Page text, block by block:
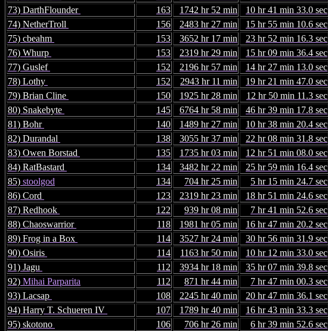
73) DarthFlounder
163 1742 hr 52 min
10 hr 41 min 33.0 sec
74) NetherTroll
156 2483 hr 27 min
15 hr 55 min 10.6 sec
75) cbeahm
153 3652 hr 17 min
23 hr 52 min 16.3 sec
76) Whurp
153 2319 hr 29 min
15 hr 09 min 36.4 sec
77) Guslef
152 2196 hr 57 min
14 hr 27 min 13.0 sec
78) Lothy
152 2943 hr 11 min
19 hr 21 min 47.0 sec
79) Brian Cline
150 1925 hr 28 min
12 hr 50 min 11.3 sec
80) Snakebyte
145 6764 hr 58 min
46 hr 39 min 17.8 sec
81) Bohr
140 1489 hr 27 min
10 hr 38 min 20.4 sec
82) Durandal
138 3055 hr 37 min
22 hr 08 min 31.8 sec
83) Owen Borstad
135 1735 hr 03 min
12 hr 51 min 08.0 sec
84) RatBastard
134 3482 hr 22 min
25 hr 59 min 16.4 sec
85) stoolgod 134 704 hr 25 min
5 hr 15 min 24.7 sec
86) Cord
123 2319 hr 23 min
18 hr 51 min 24.6 sec
87) Redhook
122 939 hr 08 min
7 hr 41 min 52.6 sec
88) Chaoswarrior
118 1981 hr 05 min
16 hr 47 min 20.2 sec
89) Frog in a Box
114 3527 hr 24 min
30 hr 56 min 31.9 sec
90) Osiris
114 1163 hr 50 min
10 hr 12 min 33.0 sec
91) Jagu
112 3934 hr 18 min
35 hr 07 min 39.8 sec
92) Mihai Parparita 112 871 hr 44 min
7 hr 47 min 00.3 sec
93) Lacsap
108 2245 hr 40 min
20 hr 47 min 36.1 sec
94) Harry T. Schueren IV
107 1789 hr 40 min
16 hr 43 min 33.3 sec
95) skotono
106 706 hr 26 min
6 hr 39 min 52.6 sec